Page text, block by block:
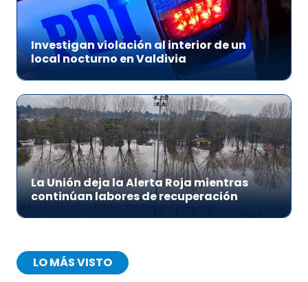
Investigan violación al interior de un
local nocturno en Valdivia
La Unión deja la Alerta Roja mientras
continúan labores de recuperación
LO MÁS VISTO